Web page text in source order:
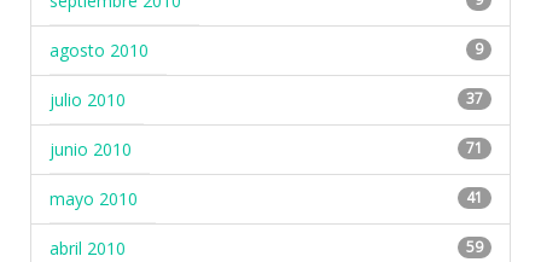
agosto 2010 9
julio 2010 37
junio 2010 71
mayo 2010 41
abril 2010 59